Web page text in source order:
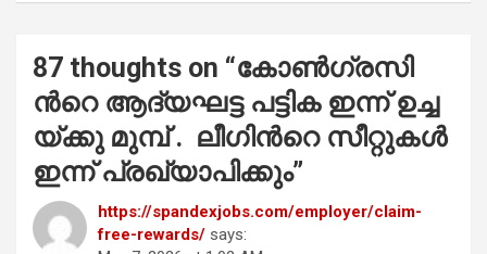
87 thoughts on “കോ​ണ്‍​ഗ്ര​സി​
ന്‍റെ ആ​ദ്യ​ഘ​ട്ട പ​ട്ടി​ക ഇ​ന്ന് ഉ​ച്ച​
യ്ക്കു മുമ്പ് . ലീ​ഗി​ന്‍റെ സീ​റ്റു​ക​ൾ
ഇ​ന്ന് പ്ര​ഖ്യാ​പി​ക്കും”
https://spandexjobs.com/employer/claim-
free-rewards/ says: